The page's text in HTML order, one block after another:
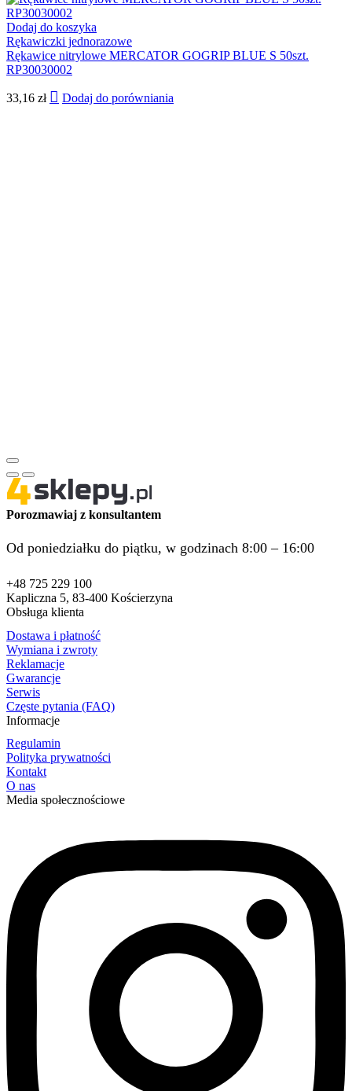
Dodaj do koszyka
Rękawiczki jednorazowe
Rękawice nitrylowe MERCATOR GOGRIP BLUE S 50szt.
RP30030002
33,16 zł Dodaj do porówniania
Porozmawiaj z konsultantem
Od poniedziałku do piątku, w godzinach 8:00 – 16:00
+48 725 229 100
Kapliczna 5, 83-400 Kościerzyna
Obsługa klienta
Dostawa i płatność
Wymiana i zwroty
Reklamacje
Gwarancje
Serwis
Częste pytania (FAQ)
Informacje
Regulamin
Polityka prywatności
Kontakt
O nas
Media społecznościowe